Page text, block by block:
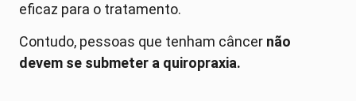
eficaz para o tratamento.
Contudo, pessoas que tenham câncer não
devem se submeter a quiropraxia.